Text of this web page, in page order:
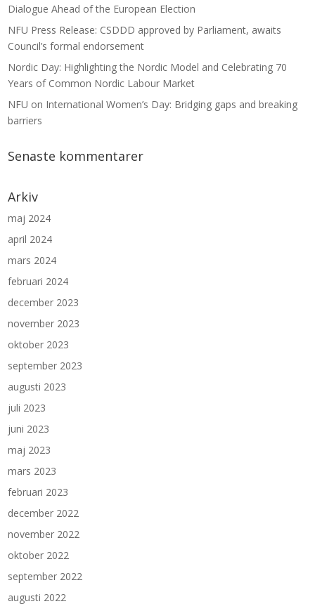
Dialogue Ahead of the European Election
NFU Press Release: CSDDD approved by Parliament, awaits
Council’s formal endorsement
Nordic Day: Highlighting the Nordic Model and Celebrating 70
Years of Common Nordic Labour Market
NFU on International Women’s Day: Bridging gaps and breaking
barriers
Senaste kommentarer
Arkiv
maj 2024
april 2024
mars 2024
februari 2024
december 2023
november 2023
oktober 2023
september 2023
augusti 2023
juli 2023
juni 2023
maj 2023
mars 2023
februari 2023
december 2022
november 2022
oktober 2022
september 2022
augusti 2022